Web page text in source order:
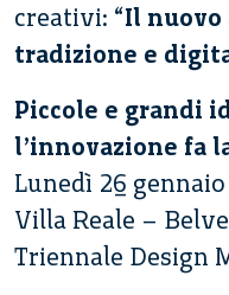
creativi: “Il
tradizione e
Piccole e grandi
l’innovazione fa
Lunedì 26
Villa Reale –
Triennale Design